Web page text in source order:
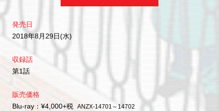
発売日
2018年8月29日(水)
収録話
第1話
販売価格
Blu-ray：¥4,000+税 ANZX-14701～14702